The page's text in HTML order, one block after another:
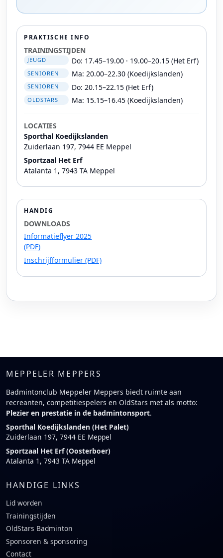
PRAKTISCHE INFO
TRAININGSTIJDEN
JEUGD Do: 17.45–19.00 · 19.00–20.15 (Het Erf)
SENIOREN Ma: 20.00–22.30 (Koedijkslanden)
SENIOREN Do: 20.15–22.15 (Het Erf)
OLDSTARS Ma: 15.15–16.45 (Koedijkslanden)
LOCATIES
Sporthal Koedijkslanden
Zuiderlaan 197, 7944 EE Meppel
Sportzaal Het Erf
Atalanta 1, 7943 TA Meppel
HANDIG
DOWNLOADS
Informatieflyer 2025
(PDF)
Inschrijfformulier (PDF)
MEPPELER MEPPERS
Badmintonclub Meppeler Meppers biedt ruimte aan
recreanten, competitiespelers en OldStars met als motto:
Plezier en prestatie in de badmintonsport.
Sporthal Koedijkslanden (Het Palet)
Zuiderlaan 197, 7944 EE Meppel
Sportzaal Het Erf (Oosterboer)
Atalanta 1, 7943 TA Meppel
HANDIGE LINKS
Lid worden
Trainingstijden
OldStars Badminton
Sponsoren & sponsoring
Contact